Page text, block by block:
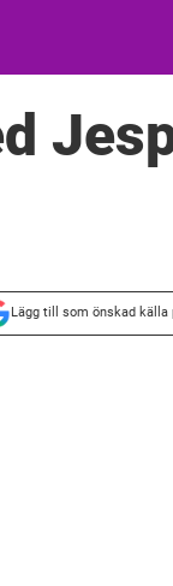
Lägg till som önskad källa